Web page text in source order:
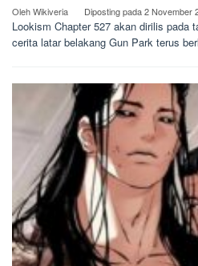
OlehWikiveria Diposting pada2 November
Lookism Chapter 527 akan dirilis pada
cerita latar belakang Gun Park terus